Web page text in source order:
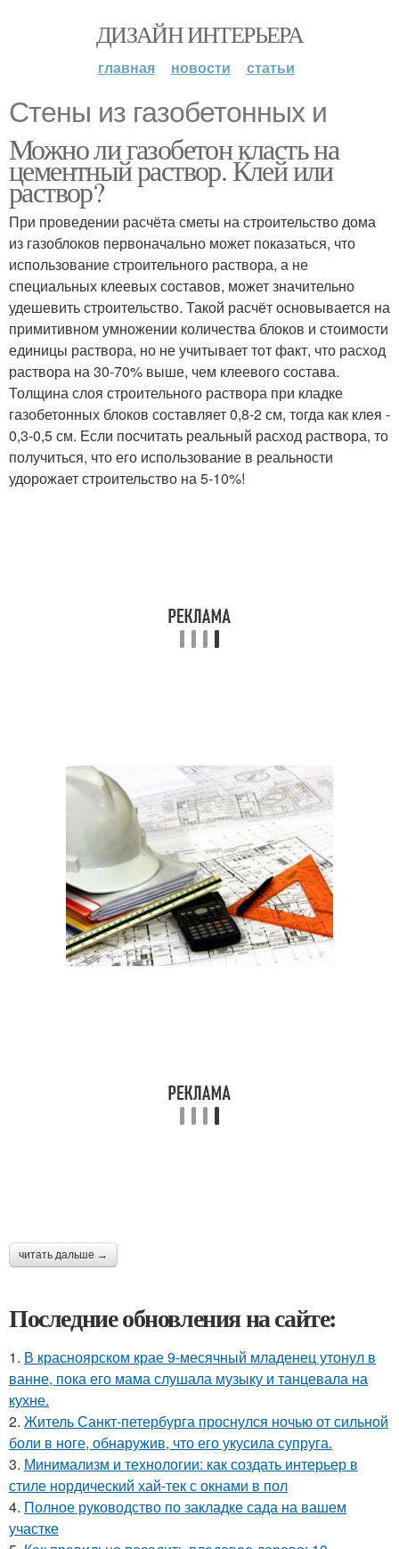
ДИЗАЙН ИНТЕРЬЕРА
главная новости статьи
Стены из газобетонных и
Можно ли газобетон класть на
цементный раствор. Клей или
раствор?
При проведении расчёта сметы на строительство дома
из газоблоков первоначально может показаться, что
использование строительного раствора, а не
специальных клеевых составов, может значительно
удешевить строительство. Такой расчёт основывается на
примитивном умножении количества блоков и стоимости
единицы раствора, но не учитывает тот факт, что расход
раствора на 30-70% выше, чем клеевого состава.
Толщина слоя строительного раствора при кладке
газобетонных блоков составляет 0,8-2 см, тогда как клея -
0,3-0,5 см. Если посчитать реальный расход раствора, то
получиться, что его использование в реальности
удорожает строительство на 5-10%!
читать дальше →
Последние обновления на сайте:
1. В красноярском крае 9-месячный младенец утонул в
ванне, пока его мама слушала музыку и танцевала на
кухне.
2. Житель Санкт-петербурга проснулся ночью от сильной
боли в ноге, обнаружив, что его укусила супруга.
3. Минимализм и технологии: как создать интерьер в
стиле нордический хай-тек с окнами в пол
4. Полное руководство по закладке сада на вашем
участке